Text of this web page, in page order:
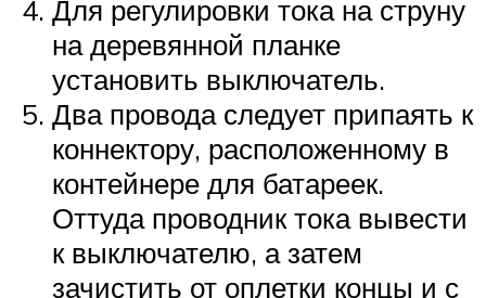
Для регулировки тока на струну
на деревянной планке
установить выключатель.
Два провода следует припаять к
коннектору, расположенному в
контейнере для батареек.
Оттуда проводник тока вывести
к выключателю, а затем
зачистить от оплетки концы и с